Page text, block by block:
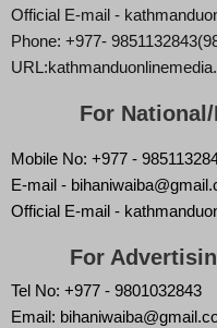
Official E-mail -
Phone: +977-
For
Mobile No: +977 -
E-mail -
Official E-mail -
For
Tel No: +977 - 9801032843
Email: